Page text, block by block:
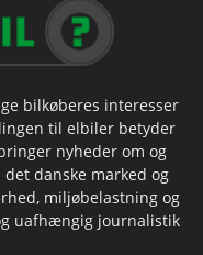
bilkøberes interesser
til elbiler betyder
nyheder om og
danske marked og
miljøbelastning og
uafhængig journalistik